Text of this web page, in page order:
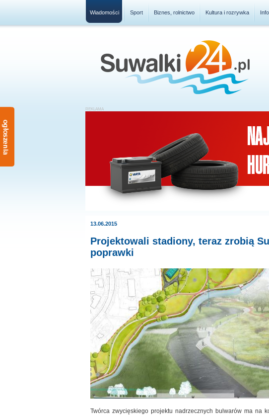
Wiadomości Sport Biznes, rolnictwo Kultura i rozrywka
13.06.2015
Projektowali stadiony, teraz zrobią
poprawki
Twórca zwycięskiego projektu nadrzecznych bulwarów ma na